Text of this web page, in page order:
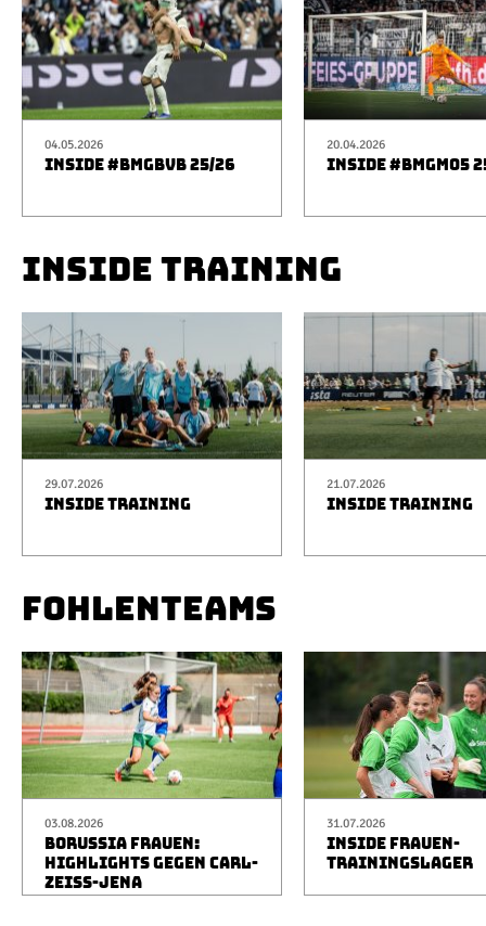
04.05.2026
INSIDE #BMGBVB 25/26
20.04.2026
INSIDE #BMGM05
INSIDE TRAINING
29.07.2026
INSIDE TRAINING
21.07.2026
INSIDE TRAINING
FOHLENTEAMS
03.08.2026
BORUSSIA FRAUEN:
HIGHLIGHTS GEGEN CARL-
ZEISS-JENA
31.07.2026
INSIDE FRAUEN-
TRAININGSLAGER